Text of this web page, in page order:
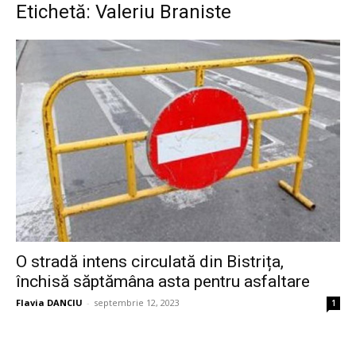
Etichetă: Valeriu Braniste
O stradă intens circulată din Bistrița,
închisă săptămâna asta pentru asfaltare
Flavia DANCIU - septembrie 12, 2023 1